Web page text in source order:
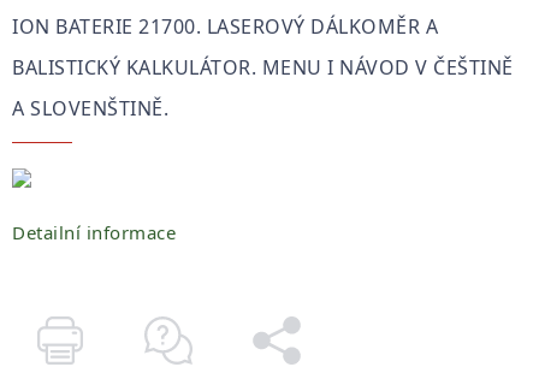
ION BATERIE 21700. LASEROVÝ DÁLKOMĚR A
BALISTICKÝ KALKULÁTOR. MENU I NÁVOD V ČEŠTINĚ
A SLOVENŠTINĚ.
Detailní informace